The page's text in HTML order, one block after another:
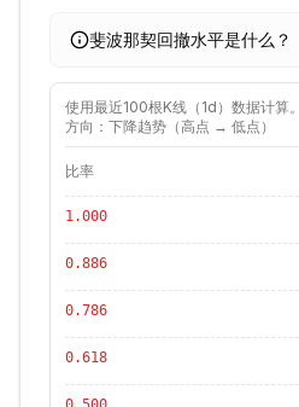
斐波那契回撤水平是什么？
使用最近100根K线（ 1d ）数据计算。
方向：下降趋势（高点 → 低点）
比率
1.000
0.886
0.786
0.618